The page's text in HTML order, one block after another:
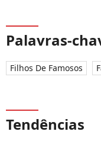
Palavras-
Filhos De Famosos
Tendências